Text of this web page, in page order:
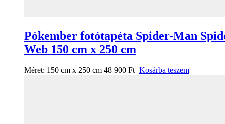
Pókember fotótapéta Spider-Man
Web 150 cm x 250 cm
Méret: 150 cm x 250 cm 48 900 Ft Kosárba teszem